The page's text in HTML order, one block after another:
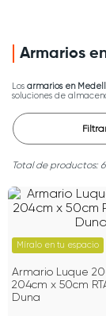
Armarios
Los armarios en
soluciones de
6
Míralo en tu espacio
Armario Luque
204cm x 50cm
Duna